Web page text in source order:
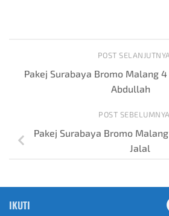
POST
Pakej Surabaya Bromo Malang
Abdullah
POST SEBELUMNYA
Pakej Surabaya Bromo
Jalal
IKUTI